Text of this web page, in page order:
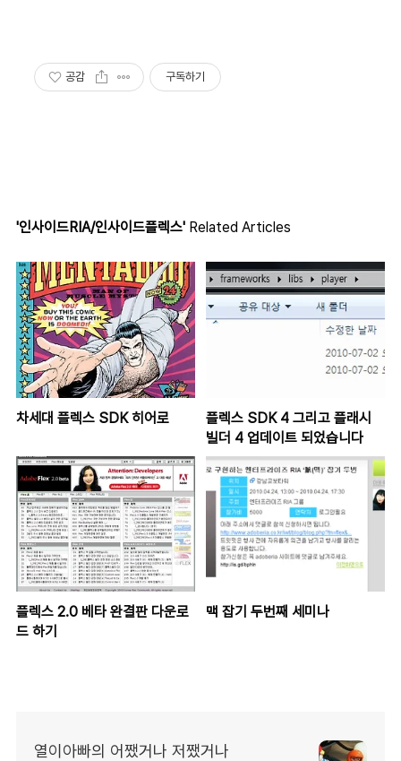
공감 구독하기
'인사이드RIA/인사이드플렉스' Related Articles
차세대 플렉스 SDK 히어로
플렉스 SDK 4 그리고 플래시
빌더 4 업데이트 되었습니다
플렉스 2.0 베타 완결판 다운로
드 하기
맥 잡기 두번째 세미나
열이아빠의 어쨌거나 저쨌거나